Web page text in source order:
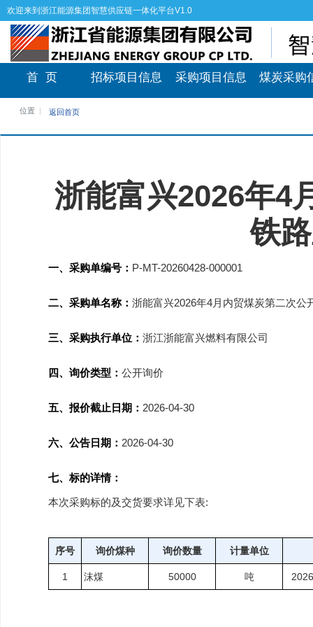
欢迎来到浙江能源集团智慧供应链一体化平台V1.0
首 页 招标项目信息 采购项目信息 煤炭采购
位置 返回首页
浙能富兴2026年4
铁
一、采购单编号： P-MT-20260428-000001
二、采购单名称： 浙能富兴2026年4月内贸煤炭第二次公
三、采购执行单位： 浙江浙能富兴燃料有限公司
四、询价类型： 公开询价
五、报价截止日期： 2026-04-30
六、公告日期： 2026-04-30
七、标的详情：
本次采购标的及交货要求详见下表:
序号 询价煤种 询价数量 计量单位
1 沫煤 50000 吨